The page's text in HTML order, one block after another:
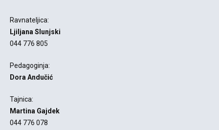
Ravnateljica:
Ljiljana Slunjski
044 776 805
Pedagoginja:
Dora Andučić
Tajnica:
Martina Gajdek
044 776 078